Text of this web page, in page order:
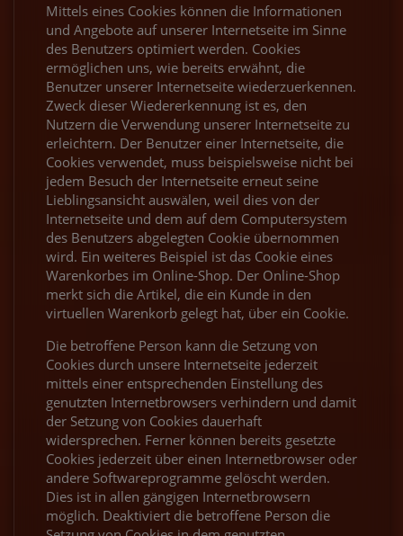
Mittels eines Cookies können die Informationen
und Angebote auf unserer Internetseite im Sinne
des Benutzers optimiert werden. Cookies
ermöglichen uns, wie bereits erwähnt, die
Benutzer unserer Internetseite wiederzuerkennen.
Zweck dieser Wiedererkennung ist es, den
Nutzern die Verwendung unserer Internetseite zu
erleichtern. Der Benutzer einer Internetseite, die
Cookies verwendet, muss beispielsweise nicht bei
jedem Besuch der Internetseite erneut seine
Lieblingsansicht auswälen, weil dies von der
Internetseite und dem auf dem Computersystem
des Benutzers abgelegten Cookie übernommen
wird. Ein weiteres Beispiel ist das Cookie eines
Warenkorbes im Online-Shop. Der Online-Shop
merkt sich die Artikel, die ein Kunde in den
virtuellen Warenkorb gelegt hat, über ein Cookie.
Die betroffene Person kann die Setzung von
Cookies durch unsere Internetseite jederzeit
mittels einer entsprechenden Einstellung des
genutzten Internetbrowsers verhindern und damit
der Setzung von Cookies dauerhaft
widersprechen. Ferner können bereits gesetzte
Cookies jederzeit über einen Internetbrowser oder
andere Softwareprogramme gelöscht werden.
Dies ist in allen gängigen Internetbrowsern
möglich. Deaktiviert die betroffene Person die